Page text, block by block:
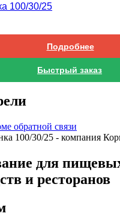
100/30/25
Подробнее
Быстрый заказ
обратной связи
для
и ресторанов